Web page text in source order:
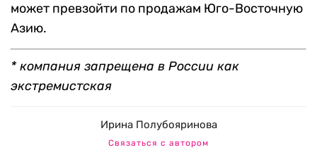
может превзойти по продажам Юго-Восточную
Азию.
* компания запрещена в России как
экстремистская
Ирина Полубояринова
Связаться с автором